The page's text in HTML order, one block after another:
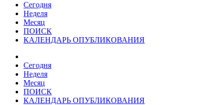
Сегодня
Неделя
Месяц
ПОИСК
КАЛЕНДАРЬ ОПУБЛИКОВАНИЯ
Сегодня
Неделя
Месяц
ПОИСК
КАЛЕНДАРЬ ОПУБЛИКОВАНИЯ